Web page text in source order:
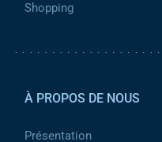
Shopping
À PROPOS DE NOUS
Présentation